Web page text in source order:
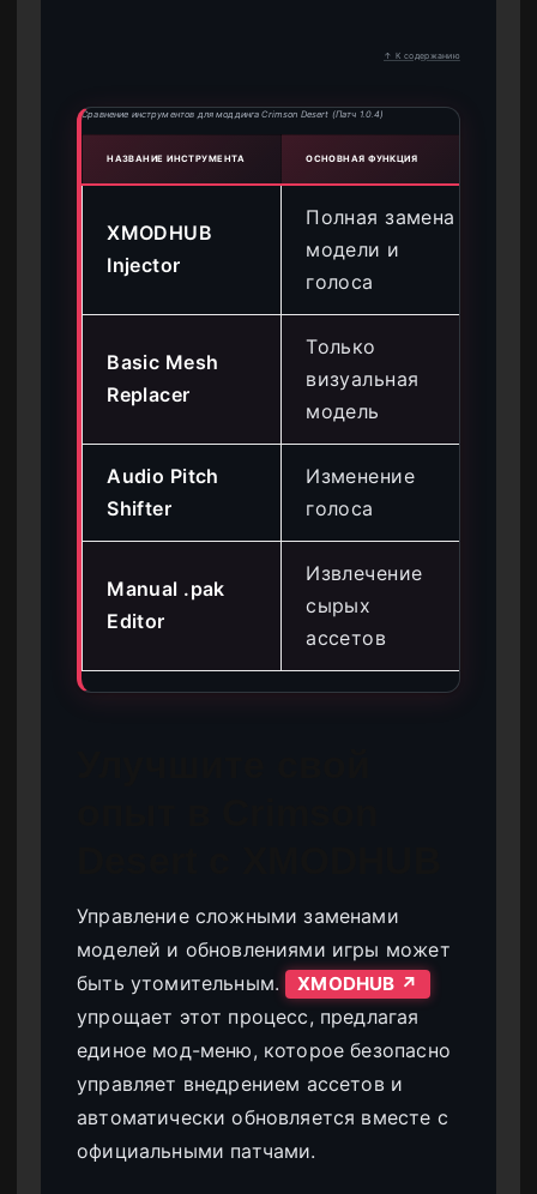
↑ К содержанию
Сравнение инструментов для моддинга Crimson Desert (Патч 1.0.4)
НАЗВАНИЕ ИНСТРУМЕНТА ОСНОВНАЯ ФУНКЦИЯ
XMODHUB
Injector
Полная замена
модели и
голоса
Basic Mesh
Replacer
Только
визуальная
модель
Audio Pitch
Shifter
Изменение
голоса
Manual .pak
Editor
Извлечение
сырых
ассетов
Управление сложными заменами
моделей и обновлениями игры может
быть утомительным.
XMODHUB ↗
упрощает этот процесс, предлагая
единое мод-меню, которое безопасно
управляет внедрением ассетов и
автоматически обновляется вместе с
официальными патчами.